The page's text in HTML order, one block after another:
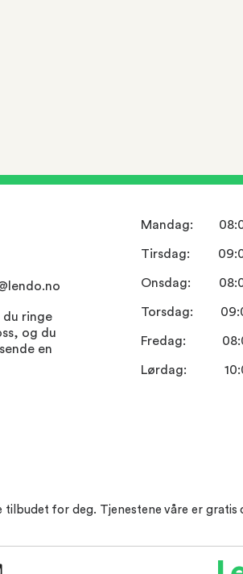
du ringe
og du
en
Mandag:
Tirsdag:
Onsdag:
Torsdag:
Fredag:
Lørdag:
tilbudet for deg. Tjenestene våre er gratis